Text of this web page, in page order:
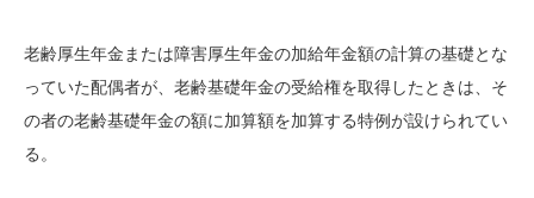
老齢厚生年金または障害厚生年金の加給年金額の計算の基礎とな
っていた配偶者が、老齢基礎年金の受給権を取得したときは、そ
の者の老齢基礎年金の額に加算額を加算する特例が設けられてい
る。